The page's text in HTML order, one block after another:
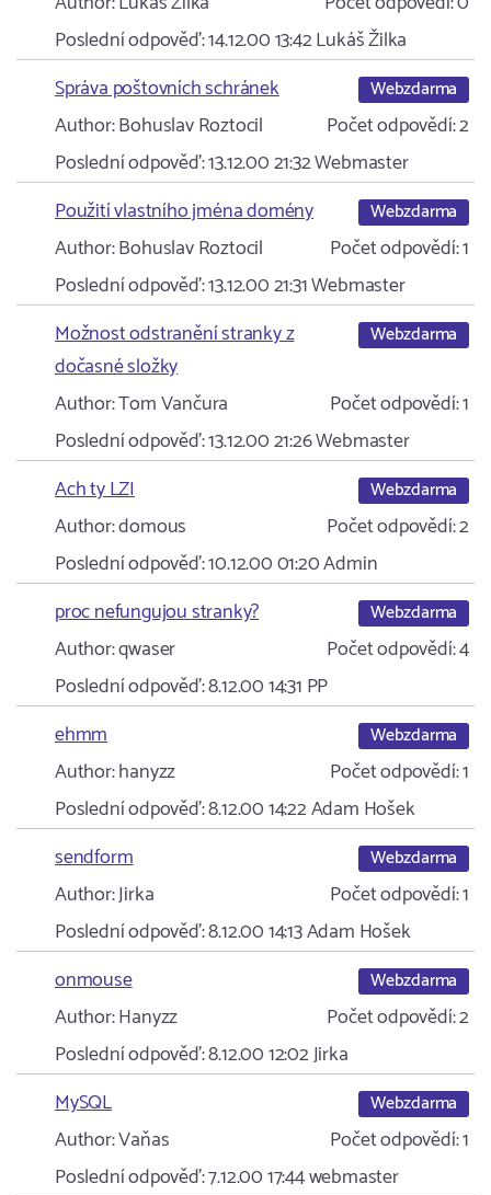
Poslední odpověď:14.12.00 13:42Lukáš Žilka
Správa poštovních schránek
Webzdarma
Author:Bohuslav Roztocil Počet odpovědí:2
Poslední odpověď:13.12.00 21:32Webmaster
Použití vlastního jména domény
Webzdarma
Author:Bohuslav Roztocil Počet odpovědí:1
Poslední odpověď:13.12.00 21:31Webmaster
Možnost odstranění stranky z
dočasné složky
Webzdarma
Author:Tom Vančura Počet odpovědí:1
Poslední odpověď:13.12.00 21:26Webmaster
Ach ty LZI
Webzdarma
Author:domous Počet odpovědí:2
Poslední odpověď:10.12.00 01:20Admin
proc nefungujou stranky?
Webzdarma
Author:qwaser Počet odpovědí:4
Poslední odpověď:8.12.00 14:31 PP
ehmm
Webzdarma
Author:hanyzz Počet odpovědí:1
Poslední odpověď:8.12.00 14:22Adam Hošek
sendform
Webzdarma
Author:Jirka Počet odpovědí:1
Poslední odpověď:8.12.00 14:13Adam Hošek
onmouse
Webzdarma
Author:Hanyzz Počet odpovědí:2
Poslední odpověď:8.12.00 12:02Jirka
MySQL
Webzdarma
Author:Vaňas Počet odpovědí:1
Poslední odpověď:7.12.00 17:44webmaster